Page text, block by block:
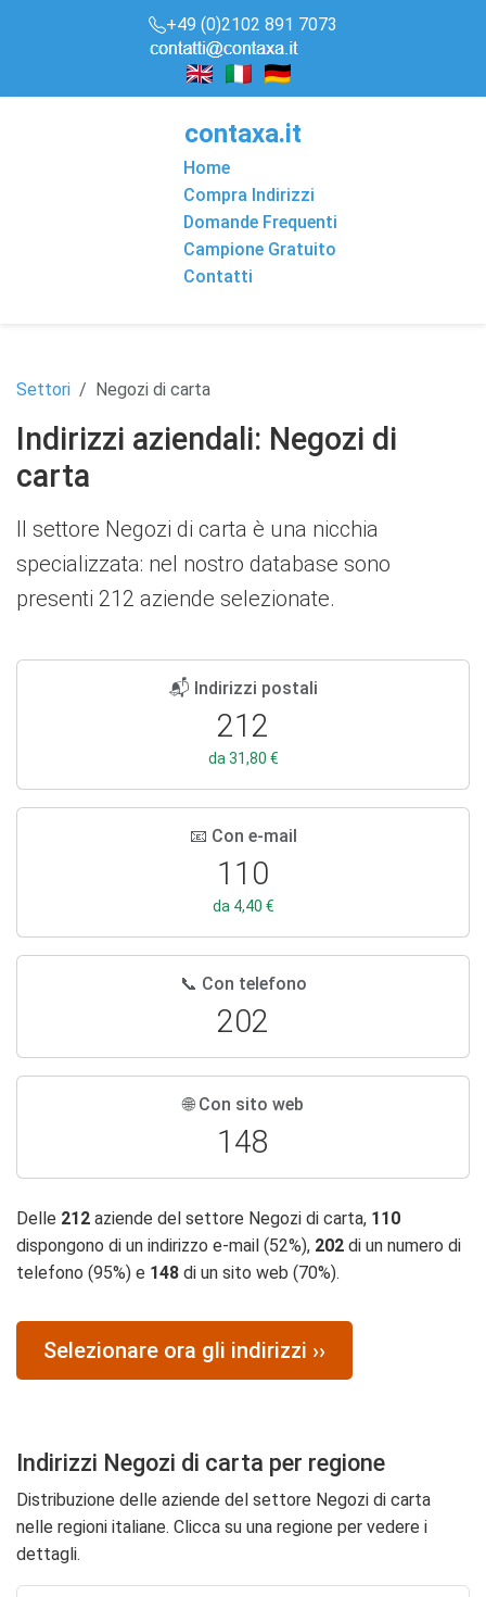
+49 (0)2102 891 7073
contaxa.it
Home
Compra Indirizzi
Domande Frequenti
Campione Gratuito
Contatti
Settori Negozi di carta
Indirizzi aziendali: Negozi di
carta
Il settore Negozi di carta è una nicchia
specializzata: nel nostro database sono
presenti 212 aziende selezionate.
📬 Indirizzi postali
212
da 31,80 €
📧 Con e-mail
110
da 4,40 €
📞 Con telefono
202
🌐 Con sito web
148
Delle 212 aziende del settore Negozi di carta, 110
dispongono di un indirizzo e-mail (52%), 202 di un numero di
telefono (95%) e 148 di un sito web (70%).
Selezionare ora gli indirizzi ››
Indirizzi Negozi di carta per regione
Distribuzione delle aziende del settore Negozi di carta
nelle regioni italiane. Clicca su una regione per vedere i
dettagli.